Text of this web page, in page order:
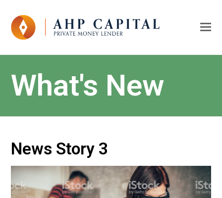
What's New
News Story 3